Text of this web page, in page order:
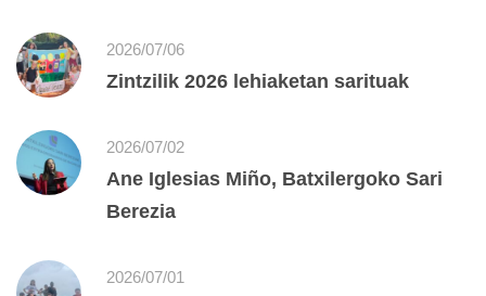
2026/07/06
Zintzilik 2026 lehiaketan sarituak
2026/07/02
Ane Iglesias Miño, Batxilergoko Sari
Berezia
2026/07/01